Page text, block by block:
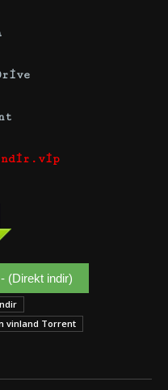
(Direkt indir)
vinland Torrent